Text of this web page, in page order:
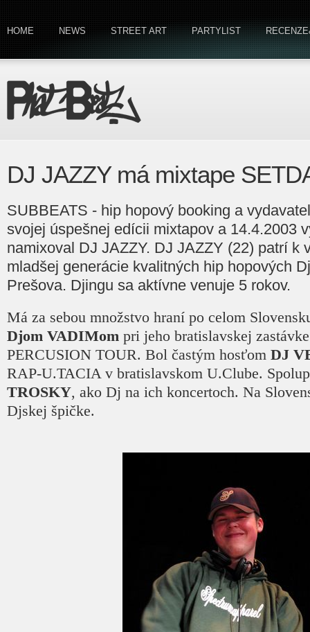
HOME NEWS STREET ART PARTYLIST
DJ JAZZY má mixtape
SUBBEATS - hip hopový booking a
svojej úspešnej edícii mixtapov a 14.4.2003
namixoval DJ JAZZY. DJ JAZZY (22) patrí k
mladšej generácie kvalitných hip hopových
Prešova. Djingu sa aktívne venuje 5 rokov.
Má za sebou množstvo hraní po celom
Djom VADIMom pri jeho bratislavskej
PERCUSION TOUR. Bol častým hosťom DJ
RAP-U.TACIA v bratislavskom U.Clube.
TROSKY, ako Dj na ich koncertoch. Na
Djskej špičke.